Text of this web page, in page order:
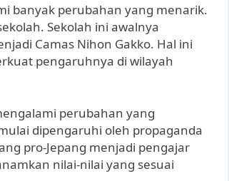
banyak perubahan yang menarik.
Sekolah ini awalnya
Camas Nihon Gakko. Hal ini
pengaruhnya di wilayah
perubahan yang
dipengaruhi oleh propaganda
pro-Jepang menjadi pengajar
nilai-nilai yang sesuai